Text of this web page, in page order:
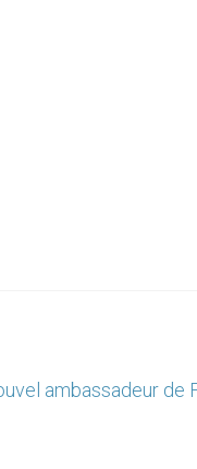
ambassadeur de